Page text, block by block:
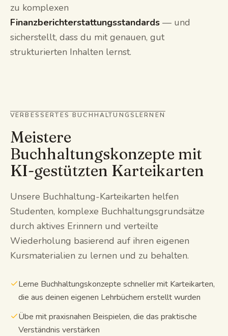
zu komplexen
Finanzberichterstattungsstandards — und
sicherstellt, dass du mit genauen, gut
strukturierten Inhalten lernst.
VERBESSERTES BUCHHALTUNGSLERNEN
Meistere
Buchhaltungskonzepte mit
KI-gestützten Karteikarten
Unsere Buchhaltung-Karteikarten helfen
Studenten, komplexe Buchhaltungsgrundsätze
durch aktives Erinnern und verteilte
Wiederholung basierend auf ihren eigenen
Kursmaterialien zu lernen und zu behalten.
Lerne Buchhaltungskonzepte schneller mit Karteikarten,
die aus deinen eigenen Lehrbüchern erstellt wurden
Übe mit praxisnahen Beispielen, die das praktische
Verständnis verstärken